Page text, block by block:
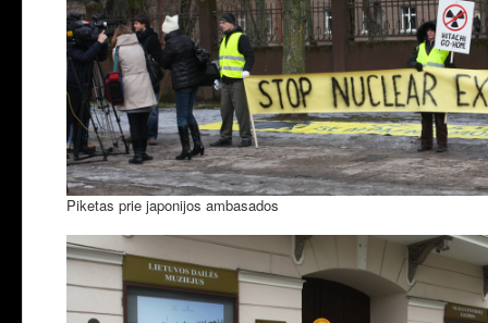
Piketas prie japonijos ambasados